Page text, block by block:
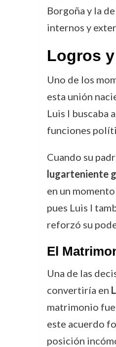
Borgoña y la
internos y
Logros
Uno de los
esta unión
Luis I buscaba
funciones
Cuando su
lugarteniente
en un
pues Luis I
reforzó su
El
Una de las
convertiría en
matrimonio fue
este acuerdo
posición